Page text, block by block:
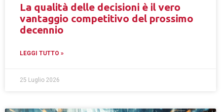
La qualità delle decisioni è il vero
vantaggio competitivo del prossimo
decennio
LEGGI TUTTO »
25 Luglio 2026